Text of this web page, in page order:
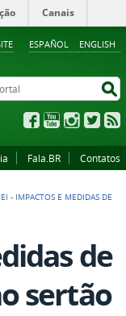
ESPAÑOL ENGLISH
Canais
FacebookYouTubeInstagram
Twitter
Fala.BR Contatos
- IMPACTOS E MEDIDAS DE
de
sertão